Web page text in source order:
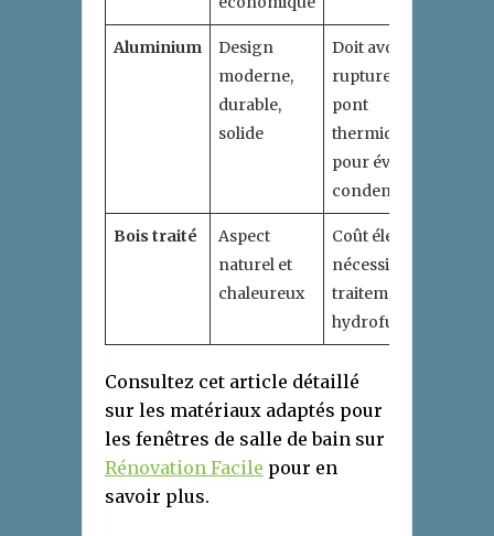
Aluminium
Design
moderne,
durable,
solide
Doit avoir
rupture de
pont
thermique
pour éviter
condensation
Bois traité
Aspect
naturel et
chaleureux
Coût élevé,
nécessite
traitement
hydrofuge
Consultez cet article détaillé
sur les matériaux adaptés pour
les fenêtres de salle de bain sur
Rénovation Facile pour en
savoir plus.